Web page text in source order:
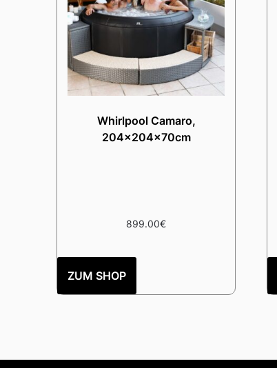
Whirlpool Camaro,
204x204x70cm
899.00€
ZUM SHOP